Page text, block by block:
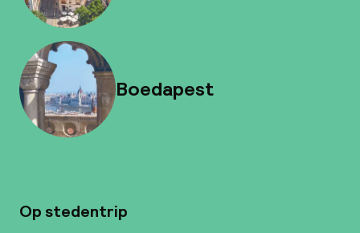
Boedapest
Op stedentrip